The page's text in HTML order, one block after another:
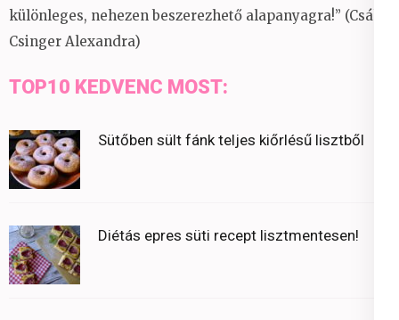
különleges, nehezen beszerezhető alapanyagra!” (Csáky
Csinger Alexandra)
TOP10 KEDVENC MOST:
Sütőben sült fánk teljes kiőrlésű lisztből
Diétás epres süti recept lisztmentesen!